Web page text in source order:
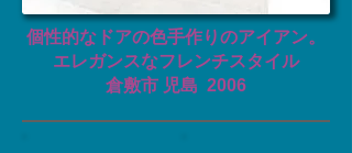
個性的なドアの色手作りのアイアン。
エレガンスなフレンチスタイル
​倉敷市 児島 ​2006